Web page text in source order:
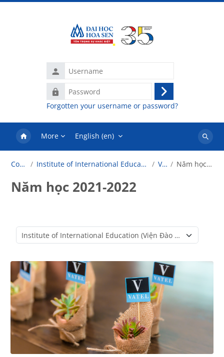
Username
Password
Log
in
Forgotten your username or password?
More English ‎(en)‎
Search
Courses Institute of International Education (Viện Đào Tạo Quốc Tế) VATEL Năm học 2021-2022
Năm học 2021-2022
Course categories